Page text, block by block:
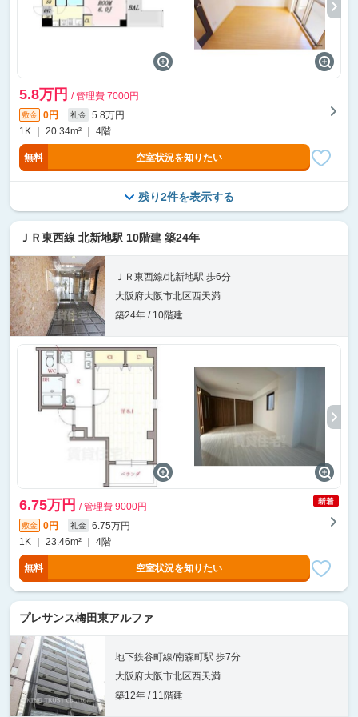
5.8万円 / 管理費 7000円
敷金 0円 礼金
5.8万円
1K ｜ 20.34m² ｜ 4階
無料 空室状況を知りたい
残り2件を表示する
ＪＲ東西線 北新地駅 10階建 築24年
ＪＲ東西線/北新地駅 歩6分
大阪府大阪市北区西天満
築24年 / 10階建
6.75万円 / 管理費 9000円
敷金 0円 礼金
6.75万円
1K ｜ 23.46m² ｜ 4階
無料 空室状況を知りたい
プレサンス梅田東アルファ
地下鉄谷町線/南森町駅 歩7分
大阪府大阪市北区西天満
築12年 / 11階建